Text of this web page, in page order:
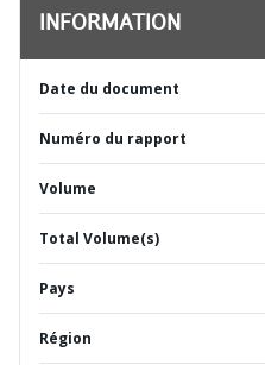
INFORMATION
Date du document
Numéro du rapport
Volume
Total Volume(s)
Pays
Région